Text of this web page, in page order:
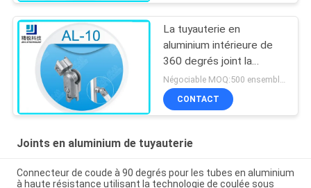
La tuyauterie en
aluminium intérieure de
360 degrés joint la
rotation libre AL-10 de
soufflage de sable
Négociable MOQ:500 ensembles
CONTACT
Joints en aluminium de tuyauterie
Connecteur de coude à 90 degrés pour les tubes en aluminium
à haute résistance utilisant la technologie de coulée sous